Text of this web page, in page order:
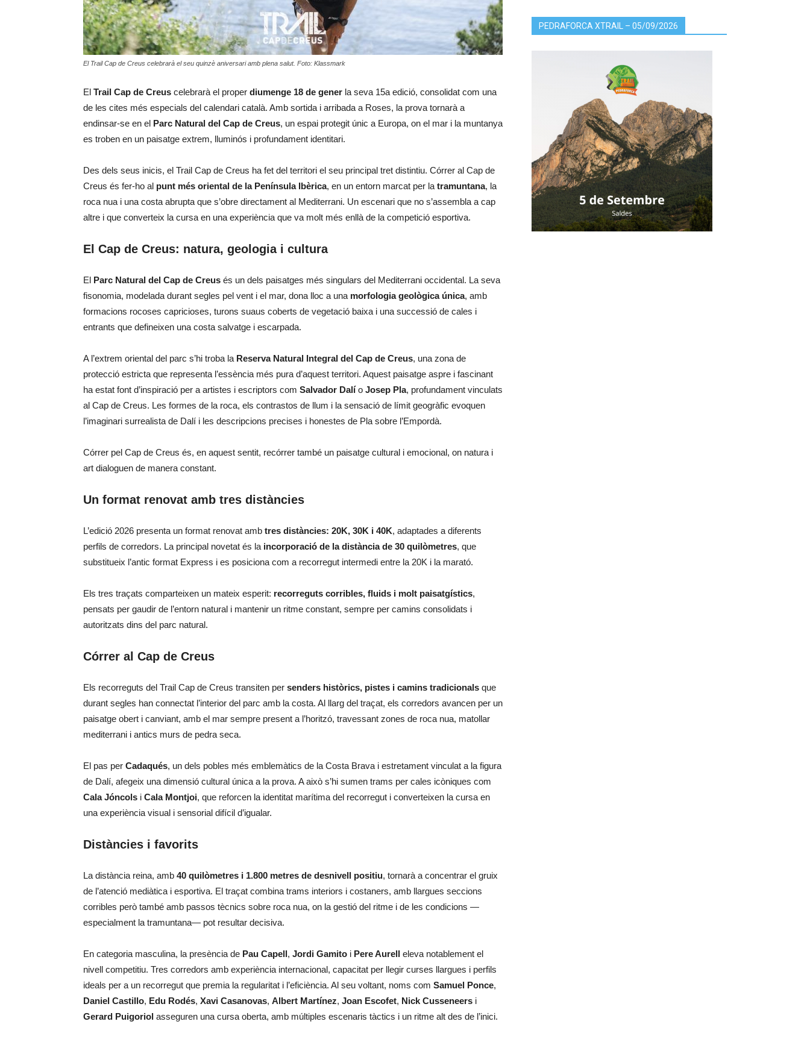
El Trail Cap de Creus celebrarà el seu quinzè aniversari amb plena salut. Foto: Klassmark
El Trail Cap de Creus celebrarà el proper diumenge 18 de gener la seva 15a edició, consolidat com una
de les cites més especials del calendari català. Amb sortida i arribada a Roses, la prova tornarà a
endinsar-se en el Parc Natural del Cap de Creus, un espai protegit únic a Europa, on el mar i la muntanya
es troben en un paisatge extrem, lluminós i profundament identitari.
Des dels seus inicis, el Trail Cap de Creus ha fet del territori el seu principal tret distintiu. Córrer al Cap de
Creus és fer-ho al punt més oriental de la Península Ibèrica, en un entorn marcat per la tramuntana, la
roca nua i una costa abrupta que s’obre directament al Mediterrani. Un escenari que no s’assembla a cap
altre i que converteix la cursa en una experiència que va molt més enllà de la competició esportiva.
El Cap de Creus: natura, geologia i cultura
El Parc Natural del Cap de Creus és un dels paisatges més singulars del Mediterrani occidental. La seva
fisonomia, modelada durant segles pel vent i el mar, dona lloc a una morfologia geològica única, amb
formacions rocoses capricioses, turons suaus coberts de vegetació baixa i una successió de cales i
entrants que defineixen una costa salvatge i escarpada.
A l’extrem oriental del parc s’hi troba la Reserva Natural Integral del Cap de Creus, una zona de
protecció estricta que representa l’essència més pura d’aquest territori. Aquest paisatge aspre i fascinant
ha estat font d’inspiració per a artistes i escriptors com Salvador Dalío Josep Pla, profundament vinculats
al Cap de Creus. Les formes de la roca, els contrastos de llum i la sensació de límit geogràfic evoquen
l’imaginari surrealista de Dalí i les descripcions precises i honestes de Pla sobre l’Empordà.
Córrer pel Cap de Creus és, en aquest sentit, recórrer també un paisatge cultural i emocional, on natura i
art dialoguen de manera constant.
Un format renovat amb tres distàncies
L’edició 2026 presenta un format renovat amb tres distàncies: 20K, 30K i 40K, adaptades a diferents
perfils de corredors. La principal novetat és la incorporació de la distància de 30 quilòmetres, que
substitueix l’antic format Express i es posiciona com a recorregut intermedi entre la 20K i la marató.
Els tres traçats comparteixen un mateix esperit: recorreguts corribles, fluids i molt paisatgístics,
pensats per gaudir de l’entorn natural i mantenir un ritme constant, sempre per camins consolidats i
autoritzats dins del parc natural.
Córrer al Cap de Creus
Els recorreguts del Trail Cap de Creus transiten per senders històrics, pistes i camins tradicionals que
durant segles han connectat l’interior del parc amb la costa. Al llarg del traçat, els corredors avancen per un
paisatge obert i canviant, amb el mar sempre present a l’horitzó, travessant zones de roca nua, matollar
mediterrani i antics murs de pedra seca.
El pas per Cadaqués, un dels pobles més emblemàtics de la Costa Brava i estretament vinculat a la figura
de Dalí, afegeix una dimensió cultural única a la prova. A això s’hi sumen trams per cales icòniques com
Cala Jóncols i Cala Montjoi, que reforcen la identitat marítima del recorregut i converteixen la cursa en
una experiència visual i sensorial difícil d’igualar.
Distàncies i favorits
La distància reina, amb 40 quilòmetres i 1.800 metres de desnivell positiu, tornarà a concentrar el gruix
de l’atenció mediàtica i esportiva. El traçat combina trams interiors i costaners, amb llargues seccions
corribles però també amb passos tècnics sobre roca nua, on la gestió del ritme i de les condicions —
especialment la tramuntana— pot resultar decisiva.
En categoria masculina, la presència de Pau Capell, Jordi Gamito i Pere Aurell eleva notablement el
nivell competitiu. Tres corredors amb experiència internacional, capacitat per llegir curses llargues i perfils
ideals per a un recorregut que premia la regularitat i l’eficiència. Al seu voltant, noms com Samuel Ponce,
Daniel Castillo, Edu Rodés, Xavi Casanovas, Albert Martínez, Joan Escofet, Nick Cusseneers i
Gerard Puigoriol asseguren una cursa oberta, amb múltiples escenaris tàctics i un ritme alt des de l’inici.
PEDRAFORCA XTRAIL – 05/09/2026